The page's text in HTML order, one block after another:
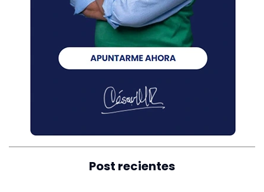
Post recientes